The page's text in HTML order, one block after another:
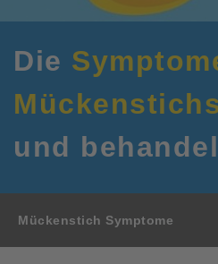
Die
und
Mückenstich Symptome